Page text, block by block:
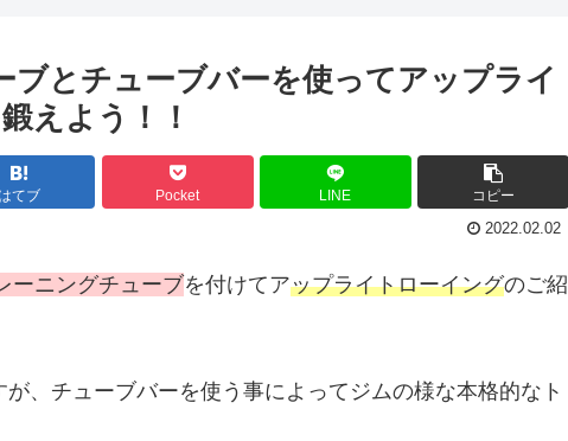
とチューブバーを使ってアップライ
えよう！！
てブ Pocket LINE コピー
2022.02.02
ーニングチューブを付けてアップライトローイングのご紹
、チューブバーを使う事によってジムの様な本格的なト